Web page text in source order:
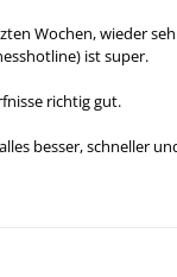
Wochen, wieder
ist super.
richtig gut.
besser, schneller